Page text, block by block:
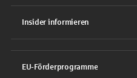
Insider informieren
EU-Förderprogramme